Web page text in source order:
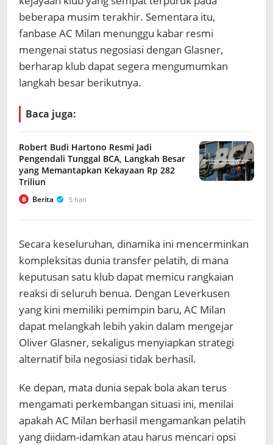
beberapa musim terakhir. Sementara itu,
fanbase AC Milan menunggu kabar resmi
mengenai status negosiasi dengan Glasner,
berharap klub dapat segera mengumumkan
langkah besar berikutnya.
Baca juga:
Robert Budi Hartono Resmi Jadi
Pengendali Tunggal BCA, Langkah Besar
yang Memantapkan Kekayaan Rp 282
Triliun
B Berita 5 hari
Secara keseluruhan, dinamika ini mencerminkan
kompleksitas dunia transfer pelatih, di mana
keputusan satu klub dapat memicu rangkaian
reaksi di seluruh benua. Dengan Leverkusen
yang kini memiliki pemimpin baru, AC Milan
dapat melangkah lebih yakin dalam mengejar
Oliver Glasner, sekaligus menyiapkan strategi
alternatif bila negosiasi tidak berhasil.
Ke depan, mata dunia sepak bola akan terus
mengamati perkembangan situasi ini, menilai
apakah AC Milan berhasil mengamankan pelatih
yang diidam-idamkan atau harus mencari opsi